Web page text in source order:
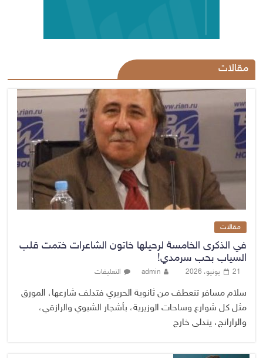
مقالات
مقالات
في الذكرى الخامسة لرحيلها خاتون الشاعرات ختمت قلب
السياب بحب سرمدي!
21 يونيو، 2026 admin التعليقات
سلام مسافر تنعطف من ثانوية الحريري فتدلف شارعها، المورق
مثل كل شوارع وساحات الوزيرية، بأشجار الشبوي والرازقي،
والرارانج، يتدلى خارج